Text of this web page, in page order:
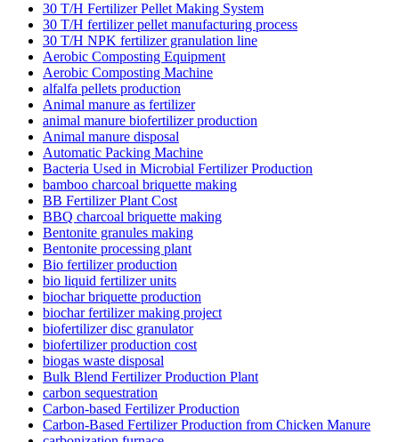
30 T/H Fertilizer Pellet Making System
30 T/H fertilizer pellet manufacturing process
30 T/H NPK fertilizer granulation line
Aerobic Composting Equipment
Aerobic Composting Machine
alfalfa pellets production
Animal manure as fertilizer
animal manure biofertilizer production
Animal manure disposal
Automatic Packing Machine
Bacteria Used in Microbial Fertilizer Production
bamboo charcoal briquette making
BB Fertilizer Plant Cost
BBQ charcoal briquette making
Bentonite granules making
Bentonite processing plant
Bio fertilizer production
bio liquid fertilizer units
biochar briquette production
biochar fertilizer making project
biofertilizer disc granulator
biofertilizer production cost
biogas waste disposal
Bulk Blend Fertilizer Production Plant
carbon sequestration
Carbon-based Fertilizer Production
Carbon-Based Fertilizer Production from Chicken Manure